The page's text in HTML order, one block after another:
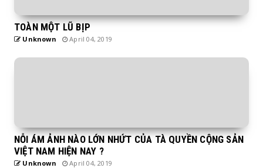
TOÀN MỘT LŨ BỊP
Unknown April 04, 2019
NỖI ÁM ẢNH NÀO LỚN NHỨT CỦA TÀ QUYỀN CỘNG SẢN
VIỆT NAM HIỆN NAY ?
Unknown April 04, 2019